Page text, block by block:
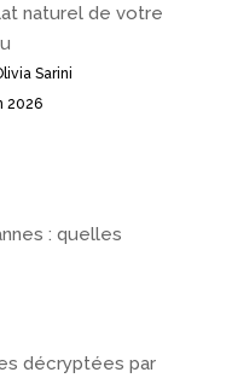
naturel de votre
Sarini
2026
: quelles
décryptées par